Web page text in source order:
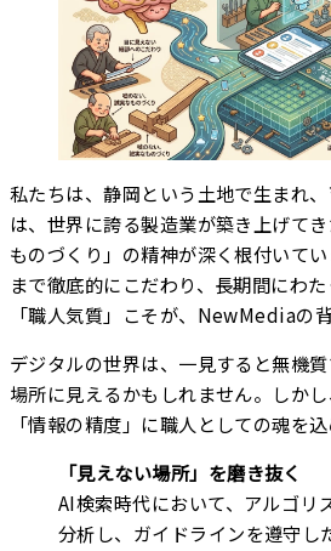
私たちは、静岡という土地で生まれ
は、世界に誇る製造業が築き上げて
ものづくり」の精神が深く根付いて
まで徹底的にこだわり、長期間にわ
「職人気質」こそが、NewMediaの背
デジタルの世界は、一見すると無機
場所に見えるかもしれません。しか
「情報の精度」に職人としての魂を込
「見えない場所」を磨き抜く
AI検索時代において、アルゴリ
分析し、ガイドラインを遵守し